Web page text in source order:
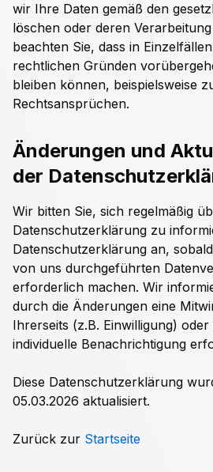
wir Ihre Daten gemäß den
löschen oder deren
beachten Sie, dass in
rechtlichen Gründen
bleiben können, beispielsweise
Rechtsansprüchen.
Änderungen und
der
Wir bitten Sie, sich regelmäßig
Datenschutzerklärung zu
Datenschutzerklärung an,
von uns durchgeführten
erforderlich machen. Wir
durch die Änderungen eine
Ihrerseits (z.B. Einwilligung) oder
individuelle Benachrichtigung
Diese Datenschutzerklärung
05.03.2026 aktualisiert.
Zurück zur Startseite